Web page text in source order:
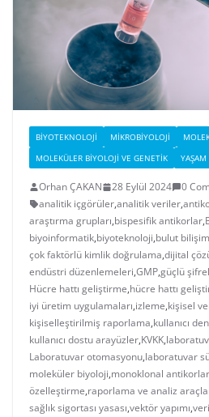
BIYOTEKNOLOJI MIKROBIYOLOJI
MOLEKÜLER BIYOLOJI VE GENETIK
Orhan ÇAKAN 28 Eylül 2024
0
analitik içgörüler,analitik veriler,
araştırma grupları,bispesifik antikorlar,
biyoinformatik,biyoteknoloji,bulut bilişim
çok faktörlü kimlik doğrulama,dijital
endüstri düzenlemeleri,GMP,güçlü
Hücre hattı geliştirme,hücre hattı
iyi üretim uygulamaları,izleme,kişisel
kişiselleştirilmiş raporlama,kullanıcı
kullanıcı dostu arayüzler,KVKK,
Laboratuvar otomasyonu,laboratuvar
moleküler biyoloji,monoklonal antikorlar
özelleştirme,raporlama ve analiz
sağlık sigortası yasası,vektör yapımı,